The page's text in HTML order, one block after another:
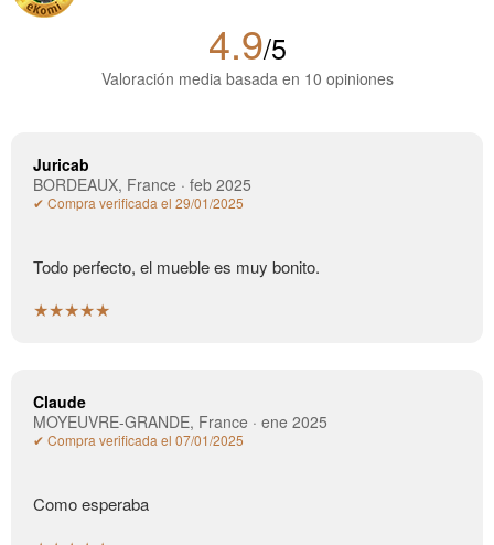
4.9/5
Valoración media basada en 10 opiniones
Juricab
BORDEAUX, France · feb 2025
✔ Compra verificada el 29/01/2025
Todo perfecto, el mueble es muy bonito.
★★★★★
Claude
MOYEUVRE-GRANDE, France · ene 2025
✔ Compra verificada el 07/01/2025
Como esperaba